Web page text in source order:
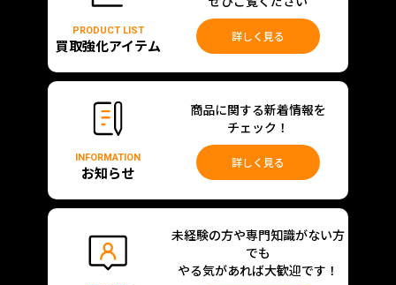
PRODUCT LIST
買取強化アイテム
詳しく見る
INFORMATION
お知らせ
商品に関する新着情報を
チェック！
詳しく見る
未経験の方や専門知識がない方
でも
やる気があれば大歓迎です！